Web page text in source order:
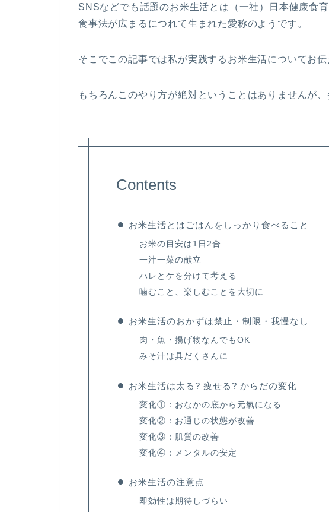
SNSなどでも話題のお米生活とは（一社）日本健康食
食事法が広まるにつれて生まれた愛称のようです。
そこでこの記事では私が実践するお米生活についてお伝
もちろんこのやり方が絶対ということはありませんが、
Contents
お米生活とはごはんをしっかり食べること
お米の目安は1日2合
一汁一菜の献立
ハレとケを分けて考える
噛むこと、楽しむことを大切に
お米生活のおかずは禁止・制限・我慢なし
肉・魚・揚げ物なんでもOK
みそ汁は具だくさんに
お米生活は太る? 痩せる? からだの変化
変化①：おなかの底から元氣になる
変化②：お通じの状態が改善
変化③：肌質の改善
変化④：メンタルの安定
お米生活の注意点
即効性は期待しづらい